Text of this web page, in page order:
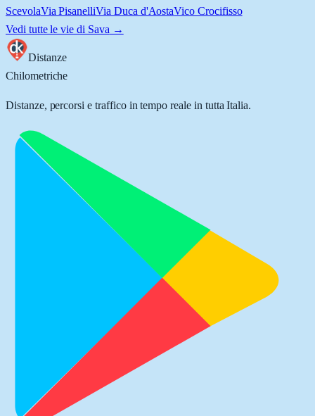
ScevolaVia PisanelliVia Duca d'AostaVico Crocifisso
Vedi tutte le vie di Sava →
Distanze
Chilometriche
Distanze, percorsi e traffico in tempo reale in tutta Italia.